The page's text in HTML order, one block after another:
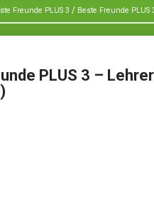
Freunde PLUS 3 / Beste Freunde
PLUS 3 –